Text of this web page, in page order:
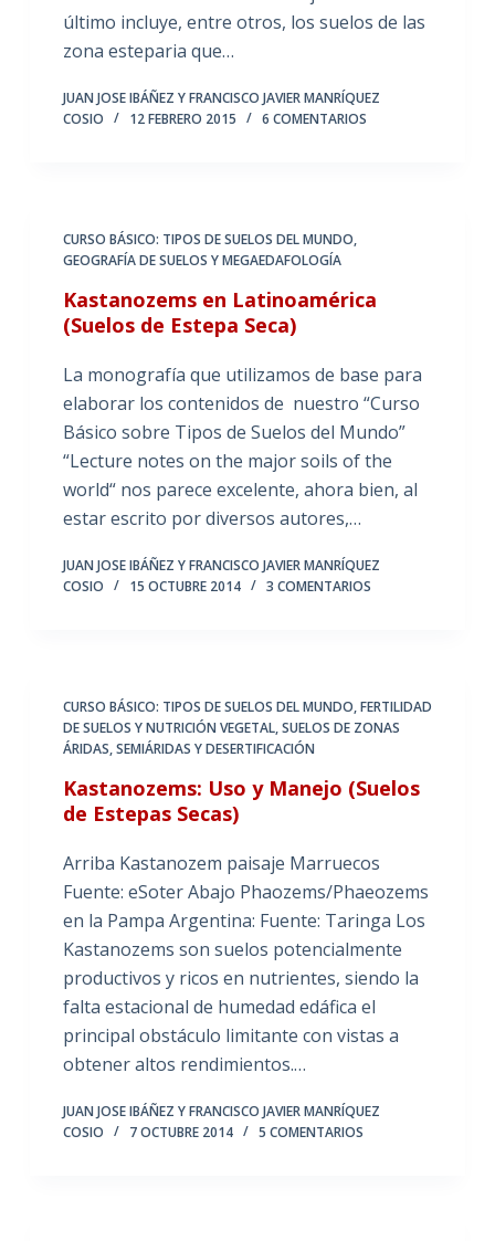
último incluye, entre otros, los suelos de las
zona esteparia que…
JUAN JOSE IBÁÑEZ Y FRANCISCO JAVIER MANRÍQUEZ
COSIO
12 FEBRERO 2015 6 COMENTARIOS
CURSO BÁSICO: TIPOS DE SUELOS DEL MUNDO,
GEOGRAFÍA DE SUELOS Y MEGAEDAFOLOGÍA
Kastanozems en Latinoamérica
(Suelos de Estepa Seca)
La monografía que utilizamos de base para
elaborar los contenidos de nuestro “Curso
Básico sobre Tipos de Suelos del Mundo”
“Lecture notes on the major soils of the
world“ nos parece excelente, ahora bien, al
estar escrito por diversos autores,…
JUAN JOSE IBÁÑEZ Y FRANCISCO JAVIER MANRÍQUEZ
COSIO
15 OCTUBRE 2014 3 COMENTARIOS
CURSO BÁSICO: TIPOS DE SUELOS DEL MUNDO,FERTILIDAD
DE SUELOS Y NUTRICIÓN VEGETAL,SUELOS DE ZONAS
ÁRIDAS, SEMIÁRIDAS Y DESERTIFICACIÓN
Kastanozems: Uso y Manejo (Suelos
de Estepas Secas)
Arriba Kastanozem paisaje Marruecos
Fuente: eSoter Abajo Phaozems/Phaeozems
en la Pampa Argentina: Fuente: Taringa Los
Kastanozems son suelos potencialmente
productivos y ricos en nutrientes, siendo la
falta estacional de humedad edáfica el
principal obstáculo limitante con vistas a
obtener altos rendimientos.…
JUAN JOSE IBÁÑEZ Y FRANCISCO JAVIER MANRÍQUEZ
COSIO
7 OCTUBRE 2014 5 COMENTARIOS